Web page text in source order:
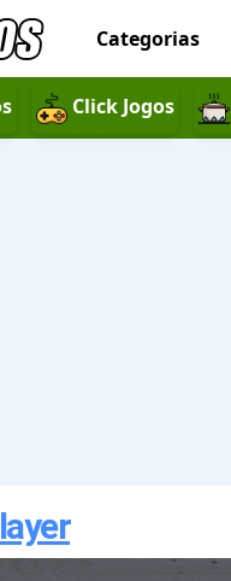
Categorias
Click Jogos